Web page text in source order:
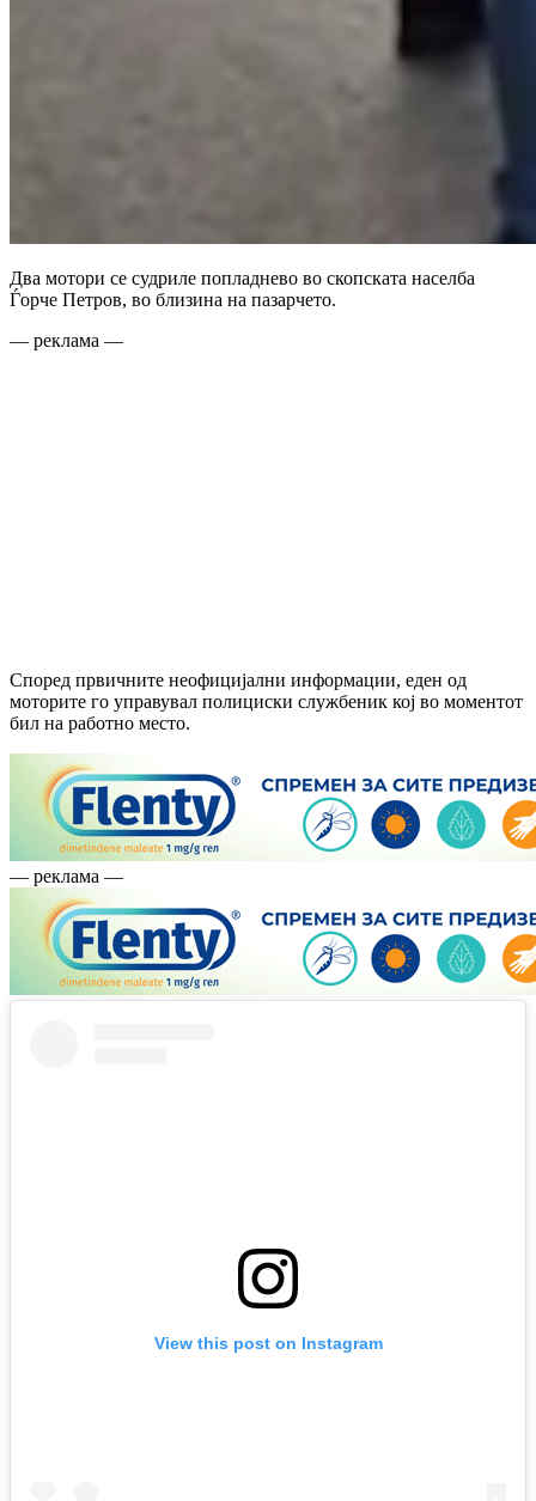
Два мотори се судриле попладнево во скопската населба
Ѓорче Петров, во близина на пазарчето.
— реклама —
Според првичните неофицијални информации, еден од
моторите го управувал полициски службеник кој во моментот
бил на работно место.
— реклама —
View this post on Instagram